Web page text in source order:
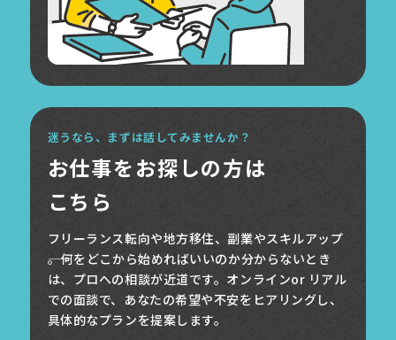
迷うなら、まずは話してみませんか？
お仕事をお探しの方は
こちら
フリーランス転向や地方移住、副業やスキルアップ
――。何をどこから始めればいいのか分からないとき
は、プロへの相談が近道です。オンラインor リアル
での面談で、あなたの希望や不安をヒアリングし、
具体的なプランを提案します。